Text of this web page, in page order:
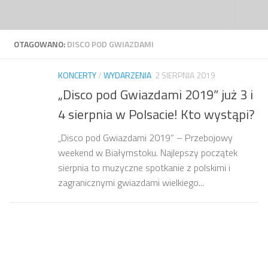
OTAGOWANO:DISCO POD GWIAZDAMI
KONCERTY/WYDARZENIA 2 SIERPNIA 2019
„Disco pod Gwiazdami 2019” już 3 i
4 sierpnia w Polsacie! Kto wystąpi?
„Disco pod Gwiazdami 2019” – Przebojowy
weekend w Białymstoku. Najlepszy początek
sierpnia to muzyczne spotkanie z polskimi i
zagranicznymi gwiazdami wielkiego...